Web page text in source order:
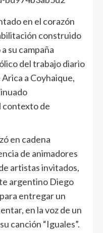
en el corazón
construido
su campaña
del trabajo diario
a Coyhaique,
contexto de
en cadena
de animadores
artistas invitados,
argentino Diego
entregar un
en la voz de un
canción “Iguales”.